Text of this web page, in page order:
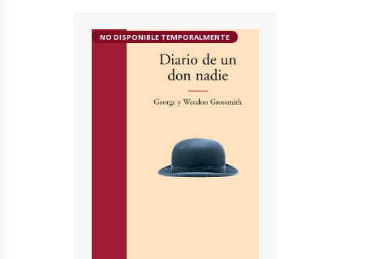
NO DISPONIBLE TEMPORALMENTE